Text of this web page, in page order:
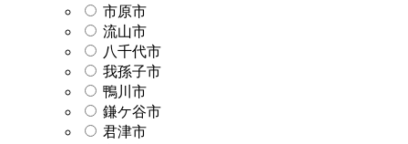
市原市
流山市
八千代市
我孫子市
鴨川市
鎌ケ谷市
君津市